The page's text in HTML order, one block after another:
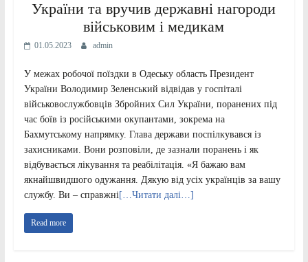
України та вручив державні нагороди
військовим і медикам
01.05.2023 admin
У межах робочої поїздки в Одеську область Президент
України Володимир Зеленський відвідав у госпіталі
військовослужбовців Збройних Сил України, поранених під
час боїв із російськими окупантами, зокрема на
Бахмутському напрямку. Глава держави поспілкувався із
захисниками. Вони розповіли, де зазнали поранень і як
відбувається лікування та реабілітація. «Я бажаю вам
якнайшвидшого одужання. Дякую від усіх українців за вашу
службу. Ви – справжні[…Читати далі…]
Read more